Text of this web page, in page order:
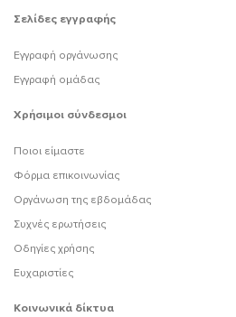
Σελίδες εγγραφής
Εγγραφή οργάνωσης
Εγγραφή ομάδας
Χρήσιμοι σύνδεσμοι
Ποιοι είμαστε
Φόρμα επικοινωνίας
Οργάνωση της εβδομάδας
Συχνές ερωτήσεις
Οδηγίες χρήσης
Ευχαριστίες
Κοινωνικά δίκτυα